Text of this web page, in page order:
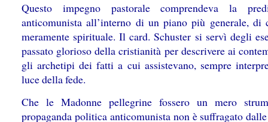
Questo impegno pastorale comprendeva la
anticomunista all’interno di un piano più generale, di
meramente spirituale. Il card. Schuster si servì degli
passato glorioso della cristianità per descrivere ai
gli archetipi dei fatti a cui assistevano, sempre
luce della fede.
Che le Madonne pellegrine fossero un mero
propaganda politica anticomunista non è suffragato